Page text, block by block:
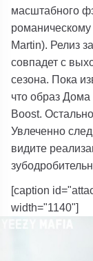
масштабного
Martin). Релиз
совпадет с
сезона. Пока
что образ
Boost.
Увлеченно
видите
[caption
width="1140"]